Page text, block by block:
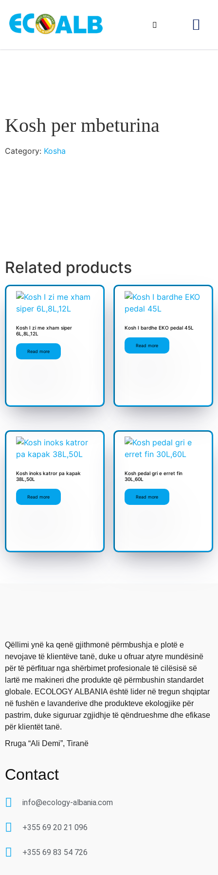
Kosh per mbeturina
Category: Kosha
Related products
Kosh I zi me xham siper
6L,8L,12L
Read more
Kosh I bardhe EKO pedal 45L
Read more
Kosh inoks katror pa kapak
38L,50L
Read more
Kosh pedal gri e erret fin
30L,60L
Read more
Qëllimi ynë ka qenë gjithmonë përmbushja e plotë e
nevojave të klientëve tanë, duke u ofruar atyre mundësinë
për të përfituar nga shërbimet profesionale të cilësisë së
lartë me makineri dhe produkte që përmbushin standardet
globale. ECOLOGY ALBANIA është lider në tregun shqiptar
në fushën e lavanderive dhe produkteve ekologjike për
pastrim, duke siguruar zgjidhje të qëndrueshme dhe efikase
për klientët tanë.
Rruga “Ali Demi”, Tiranë
Contact
info@ecology-albania.com
+355 69 20 21 096
+355 69 83 54 726